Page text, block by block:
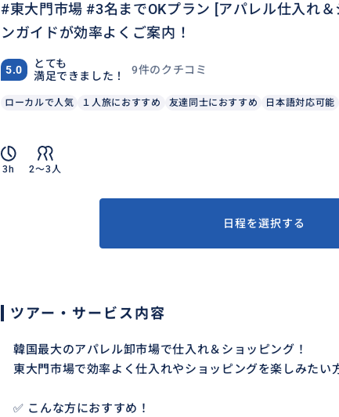
#東大門市場 #3名までOKプラン [アパレル仕入れ
ンガイドが効率よくご案内！
5.0
とても
満足できました！
9件のクチコミ
ローカルで人気 １人旅におすすめ 友達同士におすすめ 日本語対応可能
3h 2〜3人
日程を選択する
ツアー・サービス内容
韓国最大のアパレル卸市場で仕入れ＆ショッピング！
東大門市場で効率よく仕入れやショッピングを楽しみたい
✅ こんな方におすすめ！